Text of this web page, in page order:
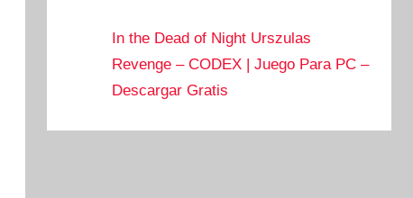
In the Dead of Night Urszulas
Revenge – CODEX | Juego Para PC –
Descargar Gratis